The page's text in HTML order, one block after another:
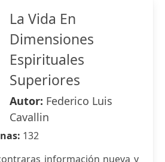
La Vida En
Dimensiones
Espirituales
Superiores
Autor: Federico Luis
Cavallin
132
información nueva y